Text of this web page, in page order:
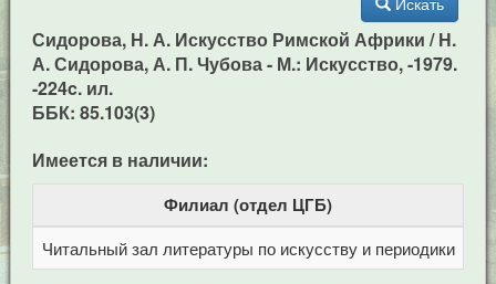
Сидорова, Н. А. Искусство Римской Африки / Н.
А. Сидорова, А. П. Чубова - М.: Искусство, -1979.
-224c. ил.
ББК: 85.103(3)
Имеется в наличии:
Филиал (отдел ЦГБ)
Читальный зал литературы по искусству и периодики